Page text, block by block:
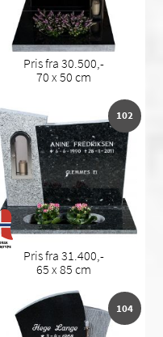
Pris fra 30.500,-
70 x 50 cm
102
Pris fra 31.400,-
65 x 85 cm
104